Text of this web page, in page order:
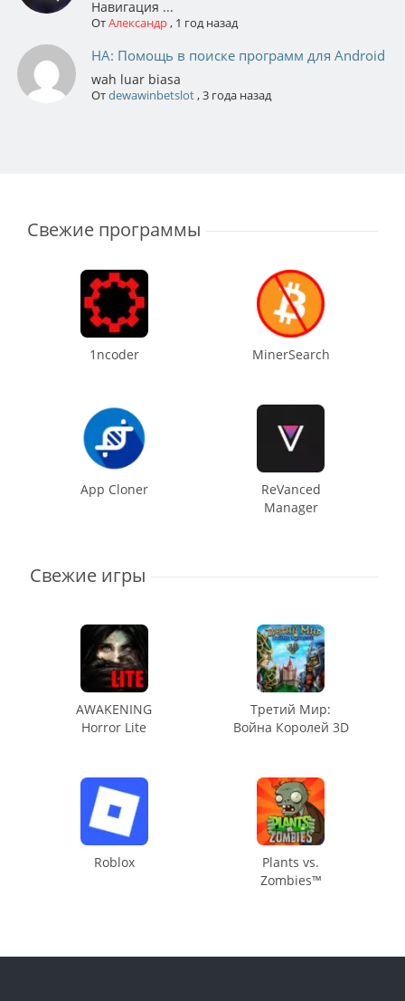
Навигация ...
ОтАлександр, 1 год назад
НА: Помощь в поиске программ для Android
wah luar biasa
Отdewawinbetslot,3 года назад
Свежие программы
1ncoder MinerSearch
App Cloner
ReVanced
Manager
Свежие игры
AWAKENING
Horror Lite
Третий Мир:
Война Королей 3D
Roblox
Plants vs.
Zombies™